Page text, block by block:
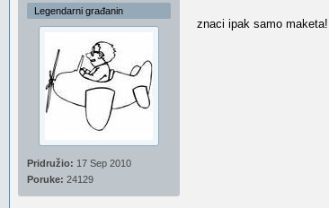
Legendarni građanin
Pridružio: 17 Sep 2010
Poruke: 24129
znaci ipak samo